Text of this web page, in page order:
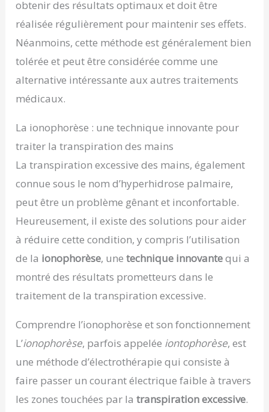
obtenir des résultats optimaux et doit être
réalisée régulièrement pour maintenir ses effets.
Néanmoins, cette méthode est généralement bien
tolérée et peut être considérée comme une
alternative intéressante aux autres traitements
médicaux.
La ionophorèse : une technique innovante pour
traiter la transpiration des mains
La transpiration excessive des mains, également
connue sous le nom d’hyperhidrose palmaire,
peut être un problème gênant et inconfortable.
Heureusement, il existe des solutions pour aider
à réduire cette condition, y compris l’utilisation
de la ionophorèse, unetechnique innovantequi a
montré des résultats prometteurs dans le
traitement de la transpiration excessive.
Comprendre l’ionophorèse et son fonctionnement
L’ionophorèse, parfois appelée iontophorèse, est
une méthode d’électrothérapie qui consiste à
faire passer un courant électrique faible à travers
les zones touchées par latranspiration excessive.